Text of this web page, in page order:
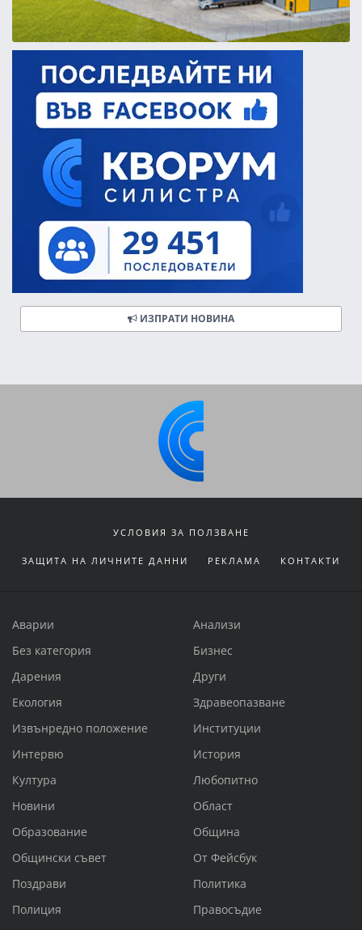
ИЗПРАТИ НОВИНА
УСЛОВИЯ ЗА ПОЛЗВАНЕ
ЗАЩИТА НА ЛИЧНИТЕ ДАННИ РЕКЛАМА КОНТАКТИ
Аварии
Анализи
Без категория
Бизнес
Дарения
Други
Екология
Здравеопазване
Извънредно положение
Институции
Интервю
История
Култура
Любопитно
Новини
Област
Образование
Община
Общински съвет
От Фейсбук
Поздрави
Политика
Полиция
Правосъдие